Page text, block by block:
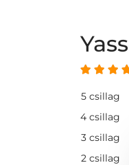
5 csillag
4 csillag
3 csillag
2 csillag